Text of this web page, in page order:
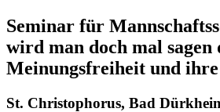
Seminar für
wird man doch mal sagen
Meinungsfreiheit und
St. Christophorus, Bad